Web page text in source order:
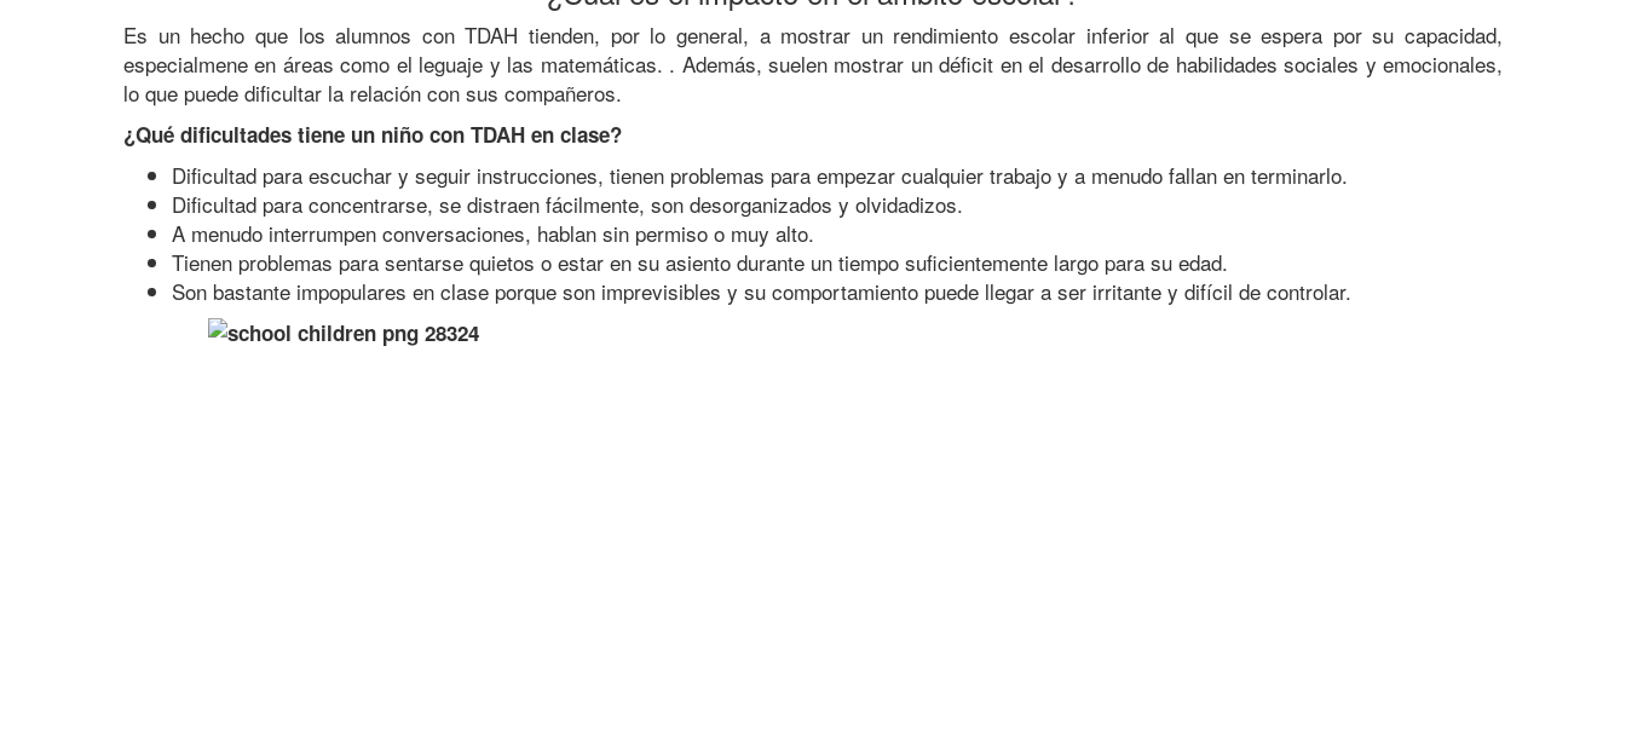
Es un hecho que los alumnos con TDAH tienden, por lo general, a mostrar un rendimiento escolar inferior al que se espera por su capacidad,
especialmene en áreas como el leguaje y las matemáticas. . Además, suelen mostrar un déficit en el desarrollo de habilidades sociales y emocionales,
lo que puede dificultar la relación con sus compañeros.
¿Qué dificultades tiene un niño con TDAH en clase?
Dificultad para escuchar y seguir instrucciones, tienen problemas para empezar cualquier trabajo y a menudo fallan en terminarlo.
Dificultad para concentrarse, se distraen fácilmente, son desorganizados y olvidadizos.
A menudo interrumpen conversaciones, hablan sin permiso o muy alto.
Tienen problemas para sentarse quietos o estar en su asiento durante un tiempo suficientemente largo para su edad.
Son bastante impopulares en clase porque son imprevisibles y su comportamiento puede llegar a ser irritante y difícil de controlar.